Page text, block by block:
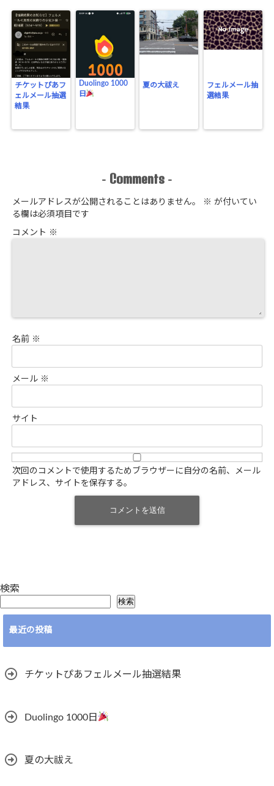
チケットぴあフ
ェルメール抽選
結果
Duolingo 1000
日
夏の大祓え
フェルメール抽
選結果
- Comments -
メールアドレスが公開されることはありません。 ※ が付いてい
る欄は必須項目です
コメント ※
名前 ※
メール ※
サイト
次回のコメントで使用するためブラウザーに自分の名前、メール
アドレス、サイトを保存する。
検索
検索
最近の投稿
チケットぴあフェルメール抽選結果
Duolingo 1000日
夏の大祓え